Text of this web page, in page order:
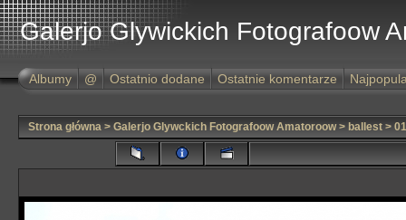
Galerjo Glywickich Fotografoow
Albumy @ Ostatnio dodane Ostatnie komentarze
Strona główna > Galerjo Glywckich Fotografoow Amatoroow> ballest >